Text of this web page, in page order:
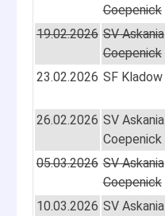
Coepenick
19.02.2026 SV Askania
Coepenick
23.02.2026 SF Kladow
26.02.2026 SV Askania
Coepenick
05.03.2026 SV Askania
Coepenick
10.03.2026 SV Askania